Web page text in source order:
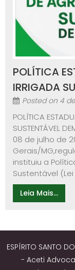
POLÍTICA
IRRIGADA
Posted on 4
POLÍTICA
SUSTENTÁVEL
08 de julho de
Gerais/
instituiu a
Sustentável (Lei
Leia Mais...
ESPÍRITO SANTO
- Aceti